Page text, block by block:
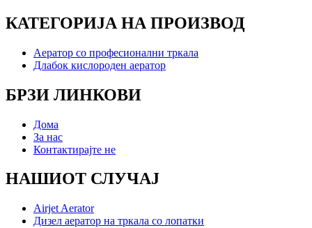
КАТЕГОРИЈА НА ПРОИЗВОД
Аератор со професионални тркала
Длабок кислороден аератор
БРЗИ ЛИНКОВИ
Дома
За нас
Контактирајте не
НАШИОТ СЛУЧАЈ
Airjet Aerator
Дизел аератор на тркала со лопатки